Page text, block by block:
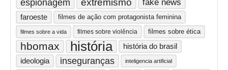
espionagem extremismo fake news
faroeste filmes de ação com protagonista feminina
filmes sobre a vida filmes sobre violência filmes sobre ética
hbomax história história do brasil
ideologia inseguranças inteligencia artificial